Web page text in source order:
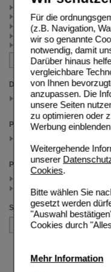
Für die
(z.B. Navigation,
wir so genannte
notwendig, damit
Darüber hinaus
vergleichbare
von Ihnen
anzupassen. Die
unsere Seiten
zu optimieren oder
Werbung
Weitergehende
unserer
Cookies.
Bitte wählen Sie
gesetzt werden
"Auswahl
Cookies durch
Mehr Information
Isotonische Kochsalzlösung (2)
Einreibungen & Inhalation (2)
Pädia (1)
Pari Protect (1)
Darreichungsform
Ampullen
(auswahl entfernen)
Packungsgröße
(auswahl entfernen)
Preis
>= 25.00 (1)
Sortieren nach